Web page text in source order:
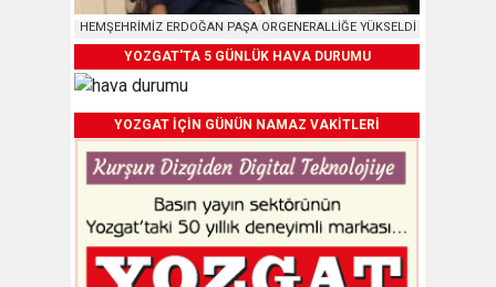
HEMŞEHRİMİZ ERDOĞAN PAŞA ORGENERALLİĞE YÜKSELDİ
YOZGAT'TA 5 GÜNLÜK HAVA DURUMU
YOZGAT İÇİN GÜNÜN NAMAZ VAKİTLERİ